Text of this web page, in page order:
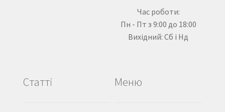
Час роботи:
Пн - Пт з 9:00 до 18:00
Вихідний: Сб і Нд
Статті Меню